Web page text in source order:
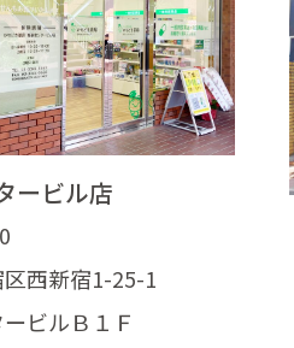
ービル店
西新宿1-25-1
ビルＢ１Ｆ